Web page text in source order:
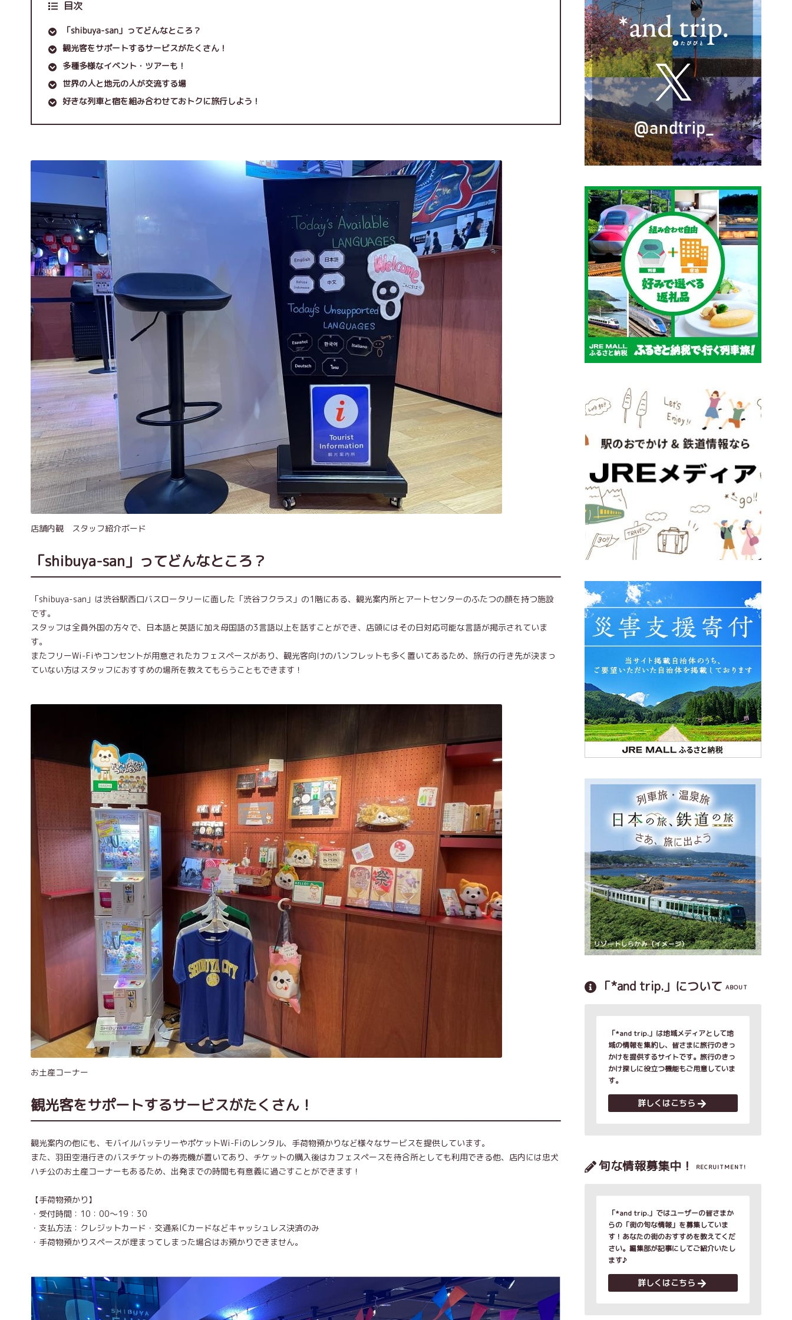
目次
「shibuya-san」ってどんなところ？
観光客をサポートするサービスがたくさん！
多種多様なイベント・ツアーも！
世界の人と地元の人が交流する場
好きな列車と宿を組み合わせておトクに旅行しよう！
店舗内観 スタッフ紹介ボード
「shibuya-san」ってどんなところ？
「shibuya-san」は渋谷駅西口バスロータリーに面した「渋谷フクラス」の1階にある、観光案内所とアートセンターのふたつの顔を持つ施設
です。
スタッフは全員外国の方々で、日本語と英語に加え母国語の3言語以上を話すことができ、店頭にはその日対応可能な言語が掲示されていま
す。
またフリーWi-Fiやコンセントが用意されたカフェスペースがあり、観光客向けのパンフレットも多く置いてあるため、旅行の行き先が決まっ
ていない方はスタッフにおすすめの場所を教えてもらうこともできます！
お土産コーナー
観光客をサポートするサービスがたくさん！
観光案内の他にも、モバイルバッテリーやポケットWi-Fiのレンタル、手荷物預かりなど様々なサービスを提供しています。
また、羽田空港行きのバスチケットの券売機が置いてあり、チケットの購入後はカフェスペースを待合所としても利用できる他、店内には忠犬
ハチ公のお土産コーナーもあるため、出発までの時間も有意義に過ごすことができます！
【手荷物預かり】
・受付時間：10：00～19：30
・支払方法：クレジットカード・交通系ICカードなどキャッシュレス決済のみ
・手荷物預かりスペースが埋まってしまった場合はお預かりできません。
「*and trip.」について ABOUT
「*and trip.」は地域メディアとして地
域の情報を集約し、皆さまに旅行のきっ
かけを提供するサイトです。旅行のきっ
かけ探しに役立つ機能もご用意していま
す。
詳しくはこちら
旬な情報募集中！ RECRUITMENT!
「*and trip.」ではユーザーの皆さまか
らの「街の旬な情報」を募集していま
す！あなたの街のおすすめを教えてくだ
さい。編集部が記事にしてご紹介いたし
ます♪
詳しくはこちら